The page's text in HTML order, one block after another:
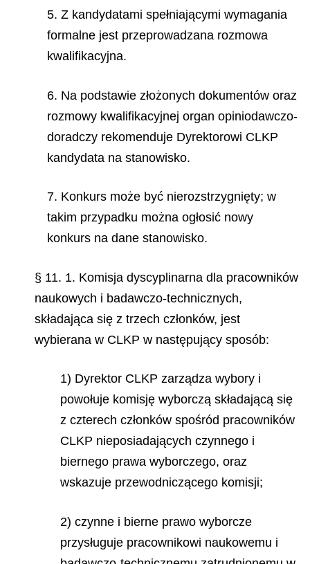
5. Z kandydatami spełniającymi wymagania
formalne jest przeprowadzana rozmowa
kwalifikacyjna.
6. Na podstawie złożonych dokumentów oraz
rozmowy kwalifikacyjnej organ opiniodawczo-
doradczy rekomenduje Dyrektorowi CLKP
kandydata na stanowisko.
7. Konkurs może być nierozstrzygnięty; w
takim przypadku można ogłosić nowy
konkurs na dane stanowisko.
§ 11. 1. Komisja dyscyplinarna dla pracowników
naukowych i badawczo-technicznych,
składająca się z trzech członków, jest
wybierana w CLKP w następujący sposób:
1) Dyrektor CLKP zarządza wybory i
powołuje komisję wyborczą składającą się
z czterech członków spośród pracowników
CLKP nieposiadających czynnego i
biernego prawa wyborczego, oraz
wskazuje przewodniczącego komisji;
2) czynne i bierne prawo wyborcze
przysługuje pracownikowi naukowemu i